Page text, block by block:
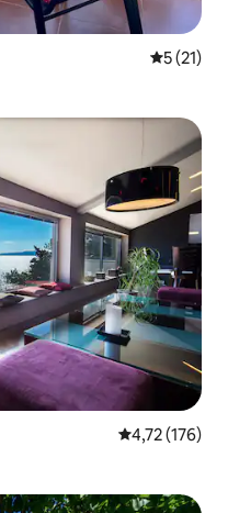
5 (21)
Gemiddelde
4,72 (176)